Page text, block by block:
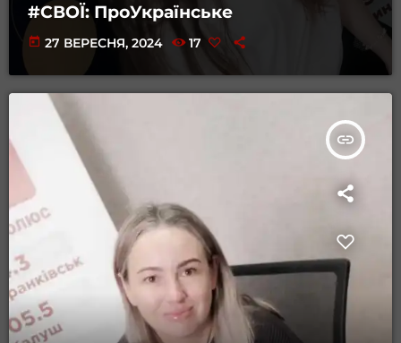
#СВОЇ: ПроУкраїнське
today 27 ВЕРЕСНЯ, 2024 17
insert_link